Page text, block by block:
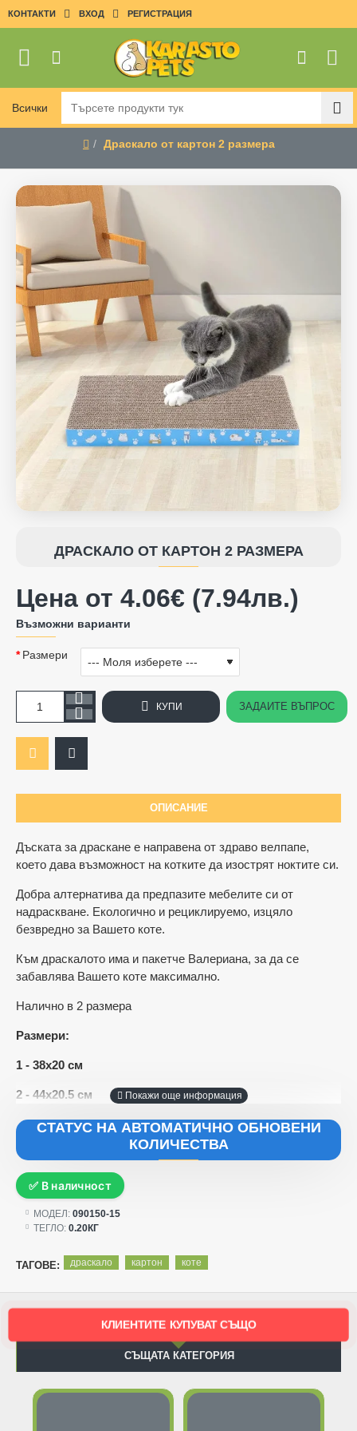
КОНТАКТИ ВХОД РЕГИСТРАЦИЯ
Всички
Търсете
продукти
Драскало от картон 2 размера
ДРАСКАЛО ОТ КАРТОН 2 РАЗМЕРА
ОПИСАНИЕ
Дъската за драскане e направена от здраво велпапе,
което дава възможност на котките да изострят ноктите си.
Добра алтернатива да предпазите мебелите си от
надраскване. Екологично и рециклируемо, изцяло
безвредно за Вашето коте.
Към драскалото има и пакетче Валериана, за да се
забавлява Вашето коте максимално.
Налично в 2 размера
Размери:
1 - 38х20 см
2 - 44х20.5 см
СТАТУС НА АВТОМАТИЧНО ОБНОВЕНИ
КОЛИЧЕСТВА
✅ В наличност
МОДЕЛ: 090150-15
ТЕГЛО: 0.20КГ
Цена от 4.06€ (7.94лв.)
Възможни варианти
Размери
КУПИ ЗАДАЙТЕ ВЪПРОС
ТАГОВЕ: драскало картон коте
КЛИЕНТИТЕ КУПУВАТ СЪЩО
СЪЩАТА КАТЕГОРИЯ